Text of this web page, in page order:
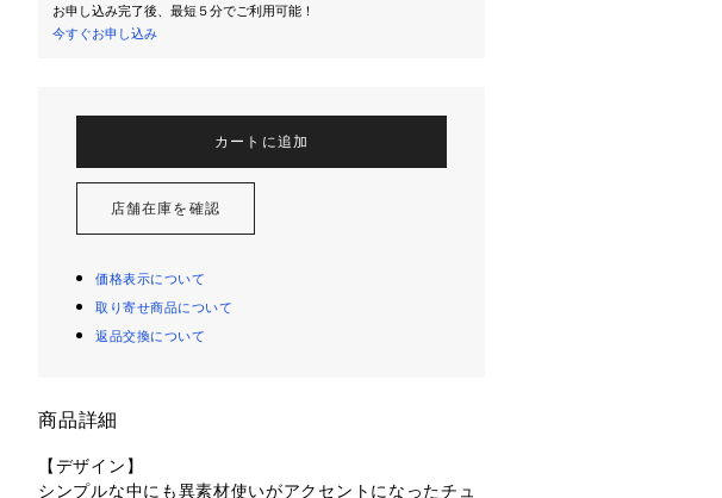
お申し込み完了後、最短５分でご利用可能！
今すぐお申し込み
カートに追加
店舗在庫を確認
価格表示について
取り寄せ商品について
返品交換について
商品詳細
【デザイン】
シンプルな中にも異素材使いがアクセントになったチュ